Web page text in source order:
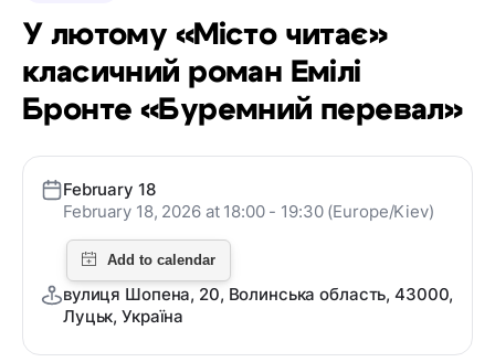
У лютому «Місто читає»
класичний роман Емілі
Бронте «Буремний перевал»
February 18
February 18, 2026 at 18:00 - 19:30 (Europe/Kiev)
вулиця Шопена, 20, Волинська область, 43000,
Луцьк, Україна